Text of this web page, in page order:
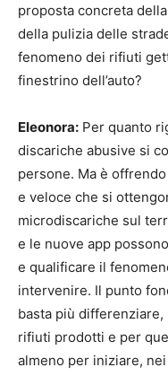
proposta concreta
della pulizia delle
fenomeno dei rifiuti
finestrino dell’auto?
Eleonora: Per quanto
discariche abusive si
persone. Ma è
e veloce che si
microdiscariche sul
e le nuove app
e qualificare il
intervenire. Il punto
basta più
rifiuti prodotti e per
almeno per iniziare,